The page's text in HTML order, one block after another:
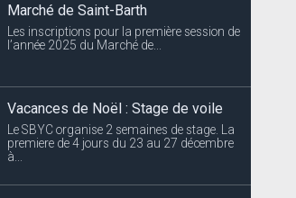
Marché de Saint-Barth
Les inscriptions pour la première session de
l’année 2025 du Marché de...
Vacances de Noël : Stage de voile
Le SBYC organise 2 semaines de stage. La
premiere de 4 jours du 23 au 27 décembre
à...